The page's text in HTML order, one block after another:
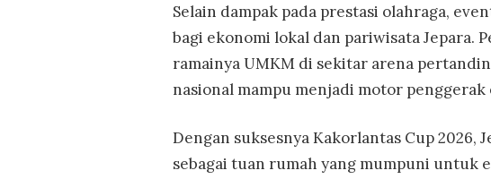
Selain dampak pada prestasi olahraga,
bagi ekonomi lokal dan pariwisata Jepara.
ramainya UMKM di sekitar arena
nasional mampu menjadi motor penggerak
Dengan suksesnya Kakorlantas Cup 2026,
sebagai tuan rumah yang mumpuni untuk